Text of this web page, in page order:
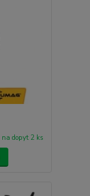
na dopyt 2 ks